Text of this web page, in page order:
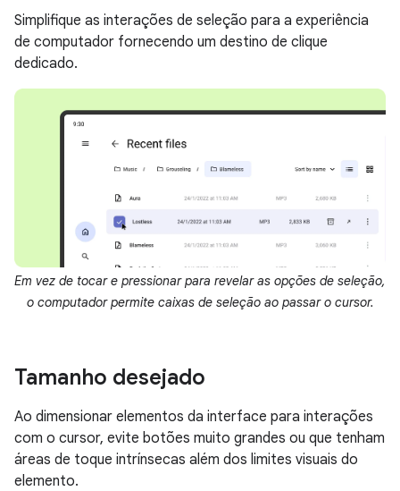
Simplifique as interações de seleção para a experiência
de computador fornecendo um destino de clique
dedicado.
Em vez de tocar e pressionar para revelar as opções de seleção,
o computador permite caixas de seleção ao passar o cursor.
Tamanho desejado
Ao dimensionar elementos da interface para interações
com o cursor, evite botões muito grandes ou que tenham
áreas de toque intrínsecas além dos limites visuais do
elemento.